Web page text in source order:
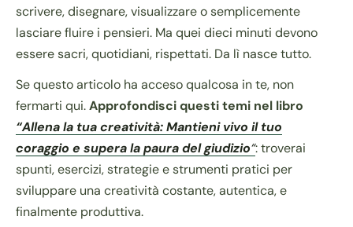
scrivere, disegnare, visualizzare o semplicemente
lasciare fluire i pensieri. Ma quei dieci minuti devono
essere sacri, quotidiani, rispettati. Da lì nasce tutto.
Se questo articolo ha acceso qualcosa in te, non
fermarti qui.Approfondisci questi temi nel libro
“Allena la tua creatività: Mantieni vivo il tuo
coraggio e supera la paura del giudizio“: troverai
spunti, esercizi, strategie e strumenti pratici per
sviluppare una creatività costante, autentica, e
finalmente produttiva.